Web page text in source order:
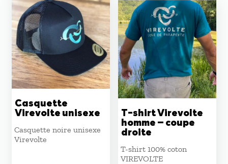
Casquette
Virevolte unisexe
Casquette noire unisexe
Virevolte
T-shirt Virevolte
homme – coupe
droite
T-shirt 100% coton
VIREVOLTE